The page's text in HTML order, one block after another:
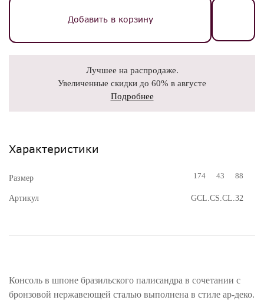
Добавить в корзину
Лучшее на распродаже.
Увеличенные скидки до 60% в августе
Подробнее
Характеристики
Размер 174 43 88
Артикул GCL.CS.CL.32
Консоль в шпоне бразильского палисандра в сочетании с
бронзовой нержавеющей сталью выполнена в стиле ар-деко.